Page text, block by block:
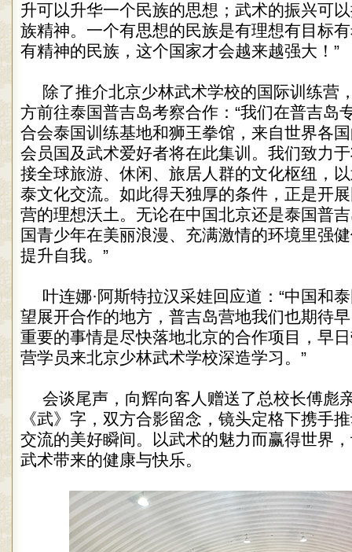
升可以升华一个民族的思想；武术的振兴可
族精神。一个有思想的民族是有理想有目标
有精神的民族，这个国家才会越来越强大！”
除了推介北京少林武术学校的国际训练营
方前往泰国普吉岛考察合作：“我们在普吉岛
合会泰国训练基地和狮王拳馆，来自世界各
会员国及武术爱好者将在此集训。我们致力
接全球旅游、休闲、旅居人群的文化枢纽，
泰文化交流。如此得天独厚的条件，正是开
营的理想沃土。无论在中国北京还是泰国普
国青少年在美丽浪漫、充满激情的环境里强
提升自我。”
叶连娜·阿斯特拉汉采娃回应道：“中国和
望展开合作的地方，普吉岛营地我们也期待
重要的事情是尽快落地北京的合作项目，早
营学员来北京少林武术学校深造学习。”
会谈尾声，向辉向客人赠送了总校长傅彪
《武》字，双方合影留念，镜头定格下携手
交流的美好瞬间。以武术的魅力而赢得世界
武术带来的健康与快乐。